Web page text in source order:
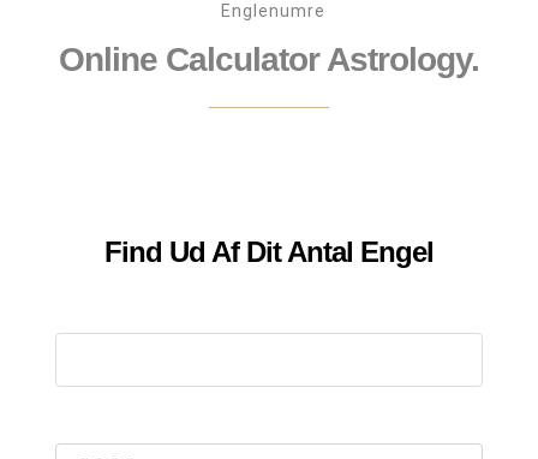
Englenumre
Online Calculator Astrology.
Find Ud Af Dit Antal Engel